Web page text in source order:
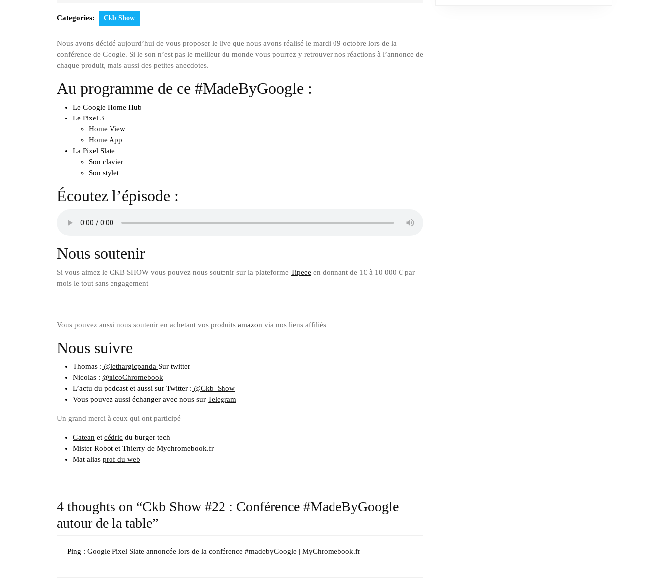
2018
Categories: Ckb Show
Nous avons décidé aujourd’hui de vous proposer le live que nous avons réalisé le mardi 09 octobre lors de la
conférence de Google. Si le son n’est pas le meilleur du monde vous pourrez y retrouver nos réactions à l’annonce de
chaque produit, mais aussi des petites anecdotes.
Au programme de ce #MadeByGoogle :
Le Google Home Hub
Le Pixel 3
Home View
Home App
La Pixel Slate
Son clavier
Son stylet
Écoutez l’épisode :
Nous soutenir
Si vous aimez le CKB SHOW vous pouvez nous soutenir sur la plateforme Tipeee en donnant de 1€ à 10 000 € par
mois le tout sans engagement
Vous pouvez aussi nous soutenir en achetant vos produits amazon via nos liens affiliés
Nous suivre
Thomas : @lethargicpanda Sur twitter
Nicolas : @nicoChromebook
L’actu du podcast et aussi sur Twitter : @Ckb_Show
Vous pouvez aussi échanger avec nous sur Telegram
Un grand merci à ceux qui ont participé
Gatean et cédric du burger tech
Mister Robot et Thierry de Mychromebook.fr
Mat alias prof du web
4 thoughts on “Ckb Show #22 : Conférence #MadeByGoogle
autour de la table”
Ping : Google Pixel Slate annoncée lors de la conférence #madebyGoogle | MyChromebook.fr